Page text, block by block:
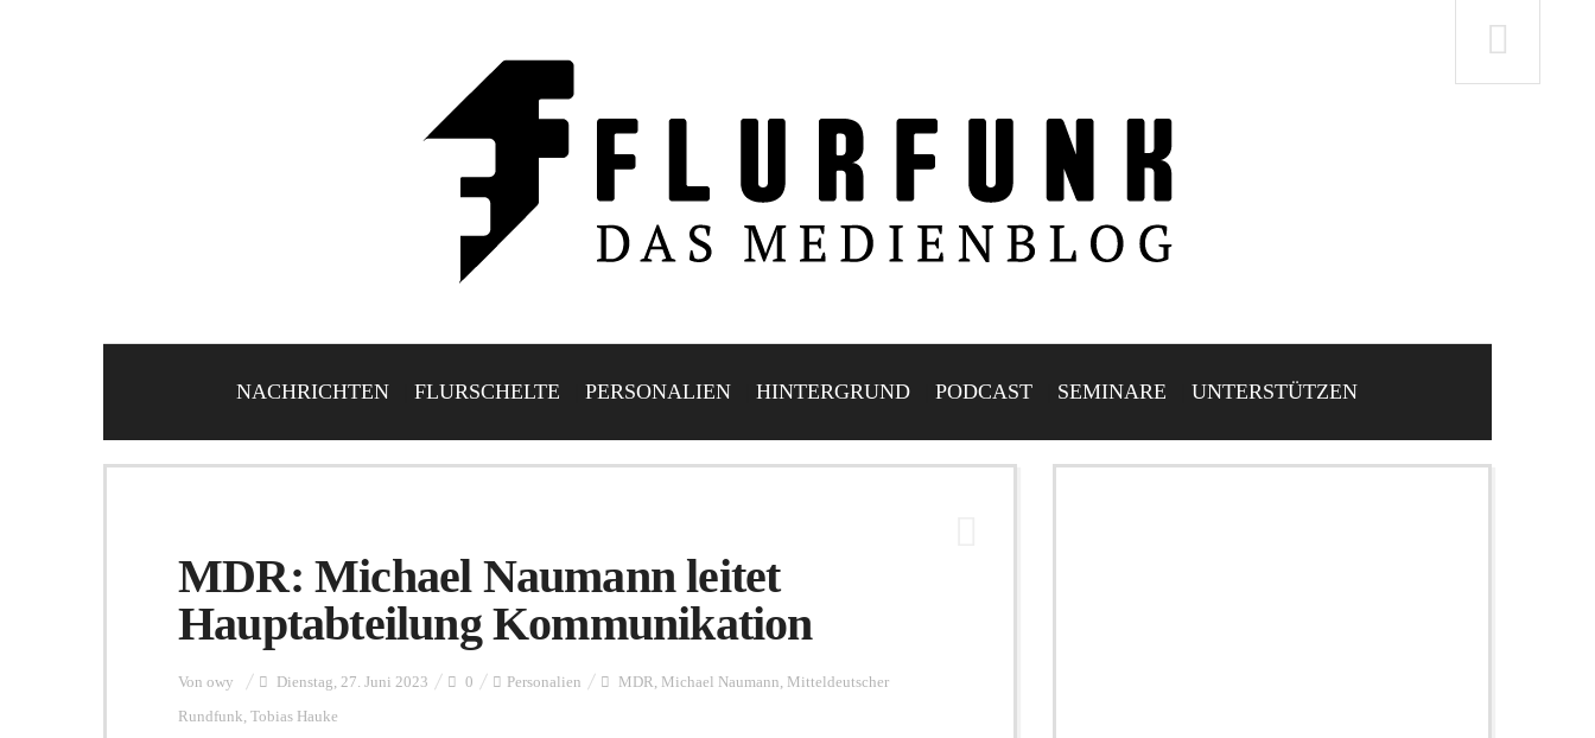
NACHRICHTEN FLURSCHELTE PERSONALIEN HINTERGRUND PODCAST SEMINARE UNTERSTÜTZEN
MDR: Michael Naumann leitet
Hauptabteilung Kommunikation
Von owy Dienstag, 27. Juni 2023 0 Personalien MDR, Michael Naumann, Mitteldeutscher
Rundfunk, Tobias Hauke